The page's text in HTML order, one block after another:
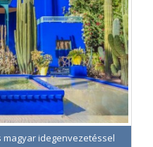
idegenvezetéssel